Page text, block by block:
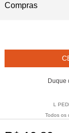
Compras
Duque
L
Todos os